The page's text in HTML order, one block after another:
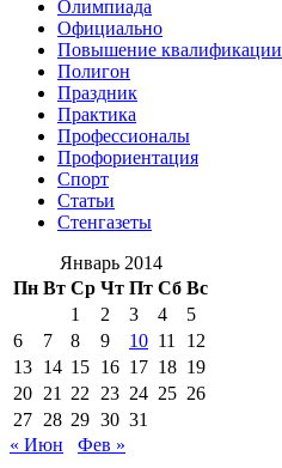
Олимпиада
Официально
Повышение квалификации
Полигон
Праздник
Практика
Профессионалы
Профориентация
Спорт
Статьи
Стенгазеты
Январь 2014
Пн Вт Ср Чт Пт Сб Вс
1
2 3 4
5
6
7 8 9 10 11
12
13 14 15 16 17 18 19
20 21 22 23 24 25 26
27 28 29 30 31
« Июн
Фев »